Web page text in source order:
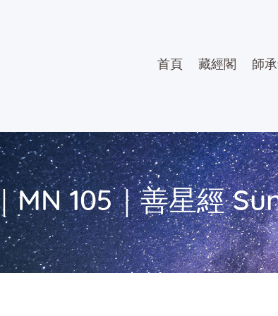
首頁 藏經閣 師
MN 105｜善星經